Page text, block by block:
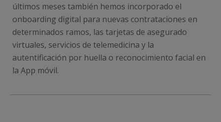
últimos meses también hemos incorporado el
onboarding digital para nuevas contrataciones en
determinados ramos, las tarjetas de asegurado
virtuales, servicios de telemedicina y la
autentificación por huella o reconocimiento facial en
la App móvil.